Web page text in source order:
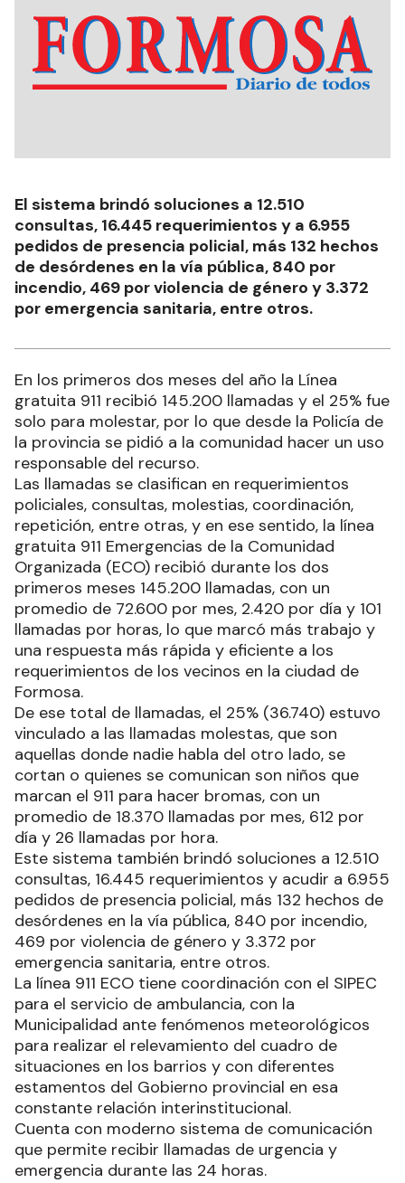
El sistema brindó soluciones a 12.510
consultas, 16.445 requerimientos y a 6.955
pedidos de presencia policial, más 132 hechos
de desórdenes en la vía pública, 840 por
incendio, 469 por violencia de género y 3.372
por emergencia sanitaria, entre otros.
En los primeros dos meses del año la Línea
gratuita 911 recibió 145.200 llamadas y el 25% fue
solo para molestar, por lo que desde la Policía de
la provincia se pidió a la comunidad hacer un uso
responsable del recurso.
Las llamadas se clasifican en requerimientos
policiales, consultas, molestias, coordinación,
repetición, entre otras, y en ese sentido, la línea
gratuita 911 Emergencias de la Comunidad
Organizada (ECO) recibió durante los dos
primeros meses 145.200 llamadas, con un
promedio de 72.600 por mes, 2.420 por día y 101
llamadas por horas, lo que marcó más trabajo y
una respuesta más rápida y eficiente a los
requerimientos de los vecinos en la ciudad de
Formosa.
De ese total de llamadas, el 25% (36.740) estuvo
vinculado a las llamadas molestas, que son
aquellas donde nadie habla del otro lado, se
cortan o quienes se comunican son niños que
marcan el 911 para hacer bromas, con un
promedio de 18.370 llamadas por mes, 612 por
día y 26 llamadas por hora.
Este sistema también brindó soluciones a 12.510
consultas, 16.445 requerimientos y acudir a 6.955
pedidos de presencia policial, más 132 hechos de
desórdenes en la vía pública, 840 por incendio,
469 por violencia de género y 3.372 por
emergencia sanitaria, entre otros.
La línea 911 ECO tiene coordinación con el SIPEC
para el servicio de ambulancia, con la
Municipalidad ante fenómenos meteorológicos
para realizar el relevamiento del cuadro de
situaciones en los barrios y con diferentes
estamentos del Gobierno provincial en esa
constante relación interinstitucional.
Cuenta con moderno sistema de comunicación
que permite recibir llamadas de urgencia y
emergencia durante las 24 horas.